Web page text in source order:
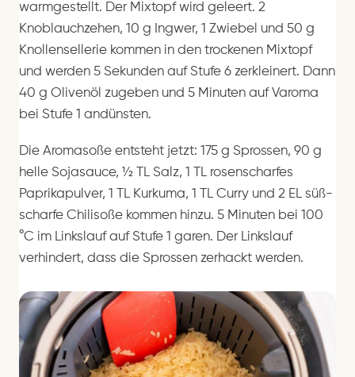
warmgestellt. Der Mixtopf wird geleert. 2
Knoblauchzehen, 10 g Ingwer, 1 Zwiebel und 50 g
Knollensellerie kommen in den trockenen Mixtopf
und werden 5 Sekunden auf Stufe 6 zerkleinert. Dann
40 g Olivenöl zugeben und 5 Minuten auf Varoma
bei Stufe 1 andünsten.
Die Aromasoße entsteht jetzt: 175 g Sprossen, 90 g
helle Sojasauce, ½ TL Salz, 1 TL rosenscharfes
Paprikapulver, 1 TL Kurkuma, 1 TL Curry und 2 EL süß-
scharfe Chilisoße kommen hinzu. 5 Minuten bei 100
°C im Linkslauf auf Stufe 1 garen. Der Linkslauf
verhindert, dass die Sprossen zerhackt werden.